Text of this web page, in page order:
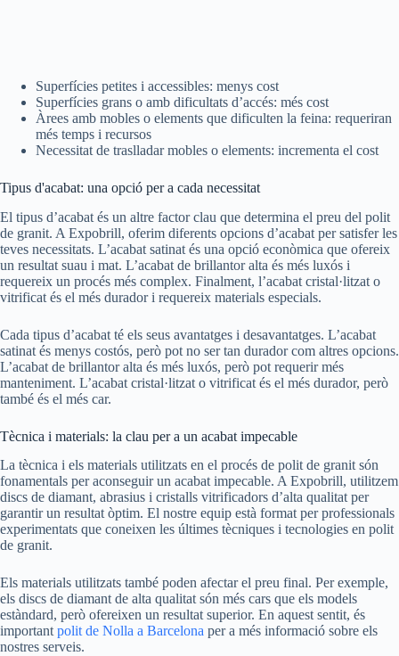
Superfícies petites i accessibles: menys cost
Superfícies grans o amb dificultats d’accés: més cost
Àrees amb mobles o elements que dificulten la feina: requeriran
més temps i recursos
Necessitat de traslladar mobles o elements: incrementa el cost
Tipus d'acabat: una opció per a cada necessitat
El tipus d’acabat és un altre factor clau que determina el preu del polit
de granit. A Expobrill, oferim diferents opcions d’acabat per satisfer les
teves necessitats. L’acabat satinat és una opció econòmica que ofereix
un resultat suau i mat. L’acabat de brillantor alta és més luxós i
requereix un procés més complex. Finalment, l’acabat cristal·litzat o
vitrificat és el més durador i requereix materials especials.
Cada tipus d’acabat té els seus avantatges i desavantatges. L’acabat
satinat és menys costós, però pot no ser tan durador com altres opcions.
L’acabat de brillantor alta és més luxós, però pot requerir més
manteniment. L’acabat cristal·litzat o vitrificat és el més durador, però
també és el més car.
Tècnica i materials: la clau per a un acabat impecable
La tècnica i els materials utilitzats en el procés de polit de granit són
fonamentals per aconseguir un acabat impecable. A Expobrill, utilitzem
discs de diamant, abrasius i cristalls vitrificadors d’alta qualitat per
garantir un resultat òptim. El nostre equip està format per professionals
experimentats que coneixen les últimes tècniques i tecnologies en polit
de granit.
Els materials utilitzats també poden afectar el preu final. Per exemple,
els discs de diamant de alta qualitat són més cars que els models
estàndard, però ofereixen un resultat superior. En aquest sentit, és
important polit de Nolla a Barcelona per a més informació sobre els
nostres serveis.